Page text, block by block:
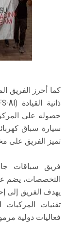
كما أحرز الفريق
حصوله على
تميز الفريق على
فريق سباقات
التخصصات، يضم
يهدف الفريق إلى
تقنيات المركبات
فعاليات دولية